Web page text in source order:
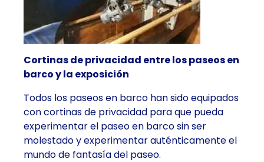
Cortinas de privacidad entre los paseos en
barco y la exposición
Todos los paseos en barco han sido equipados
con cortinas de privacidad para que pueda
experimentar el paseo en barco sin ser
molestado y experimentar auténticamente el
mundo de fantasía del paseo.